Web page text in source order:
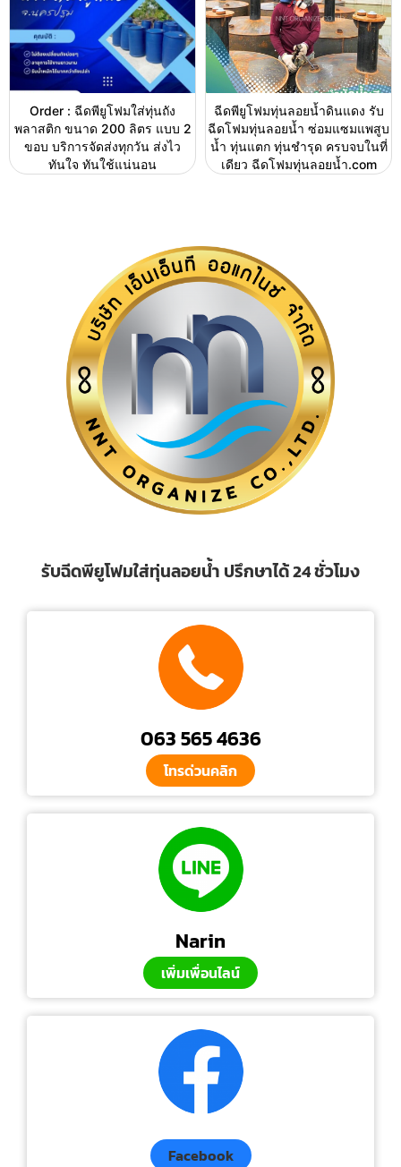
Order : ฉีดพียูโฟมใส่ทุ่นถัง
พลาสติก ขนาด 200 ลิตร แบบ 2
ขอบ บริการจัดส่งทุกวัน ส่งไว
ทันใจ ทันใช้แน่นอน
ฉีดพียูโฟมทุ่นลอยน้ำดินแดง รับ
ฉีดโฟมทุ่นลอยน้ำ ซ่อมแซมแพสูบ
น้ำ ทุ่นแตก ทุ่นชำรุด ครบจบในที่
เดียว ฉีดโฟมทุ่นลอยน้ำ.com
รับฉีดพียูโฟมใส่ทุ่นลอยน้ำ ปรึกษาได้ 24 ชั่วโมง
063 565 4636
โทรด่วนคลิก
Narin
เพิ่มเพื่อนไลน์
Facebook